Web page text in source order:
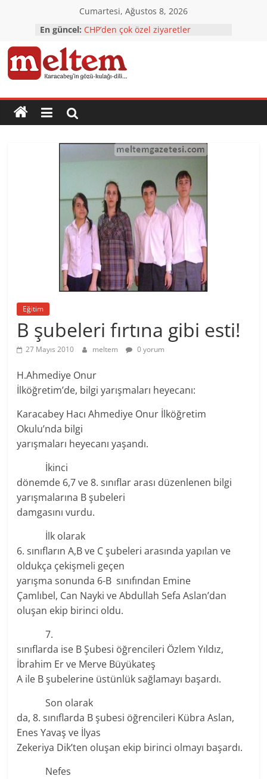
Cumartesi, Ağustos 8, 2026
En güncel: CHP’den çok özel ziyaretler
Karacabey’e yatırımlar tam gaz
Karacabey’in çehresi yatırımlarla
değişiyor
NORMALLEŞTİĞİ YIL Olacak
Karacabey
Meltem
Gazetesi
Eğitim
B şubeleri fırtına gibi esti!
27 Mayıs 2010 meltem 0 yorum
H.Ahmediye Onur
İlköğretim’de, bilgi yarışmaları heyecanı:
Karacabey Hacı Ahmediye Onur İlköğretim
Okulu’nda bilgi
yarışmaları heyecanı yaşandı.
İkinci
dönemde 6,7 ve 8. sınıflar arası düzenlenen bilgi
yarışmalarına B şubeleri
damgasını vurdu.
İlk olarak
6. sınıfların A,B ve C şubeleri arasında yapılan ve
oldukça çekişmeli geçen
yarışma sonunda 6-B sınıfından Emine
Çamlıbel, Can Nayki ve Abdullah Sefa Aslan’dan
oluşan ekip birinci oldu.
7.
sınıflarda ise B Şubesi öğrencileri Özlem Yıldız,
İbrahim Er ve Merve Büyükateş
A ile B şubelerine üstünlük sağlamayı başardı.
Son olarak
da, 8. sınıflarda B şubesi öğrencileri Kübra Aslan,
Enes Yavaş ve İlyas
Zekeriya Dik’ten oluşan ekip birinci olmayı başardı.
Nefes